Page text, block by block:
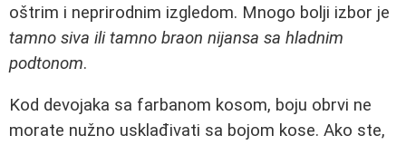
oštrim i neprirodnim izgledom. Mnogo bolji izbor je
tamno siva ili tamno braon nijansa sa hladnim
podtonom.
Kod devojaka sa farbanom kosom, boju obrvi ne
morate nužno usklađivati sa bojom kose. Ako ste,